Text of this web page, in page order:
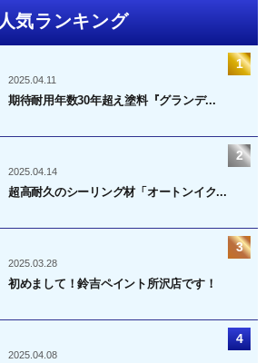
人気ランキング
2025.04.11
期待耐用年数30年超え塗料『グランデ...
2025.04.14
超高耐久のシーリング材「オートンイク...
2025.03.28
初めまして！鈴吉ペイント所沢店です！
2025.04.08